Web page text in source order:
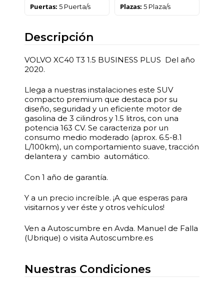
Puertas: 5 Puerta/s Plazas: 5 Plaza/s
Descripción
VOLVO XC40 T3 1.5 BUSINESS PLUS Del año
2020.
Llega a nuestras instalaciones este SUV
compacto premium que destaca por su
diseño, seguridad y un eficiente motor de
gasolina de 3 cilindros y 1.5 litros, con una
potencia 163 CV. Se caracteriza por un
consumo medio moderado (aprox. 6.5-8.1
L/100km), un comportamiento suave, tracción
delantera y cambio automático.
Con 1 año de garantía.
Y a un precio increíble. ¡A que esperas para
visitarnos y ver éste y otros vehículos!
Ven a Autoscumbre en Avda. Manuel de Falla
(Ubrique) o visita Autoscumbre.es
Nuestras Condiciones